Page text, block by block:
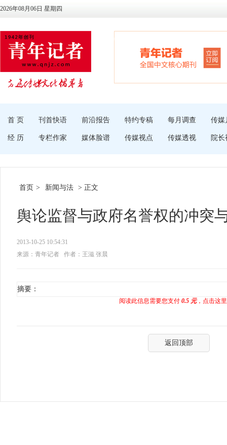
2026年08月06日 星期四
首 页 刊首快语 前沿报告 特约专稿 每月调查 传媒
经 历 专栏作家 媒体脸谱 传媒视点 传媒透视 院长
首页 > 新闻与法 > 正文
舆论监督与政府名誉权的冲突
2013-10-25 10:54:31
来源：青年记者
作者：王滋 张晨
摘要：
阅读此信息需要您支付 0.5 元，点击这
返回顶部